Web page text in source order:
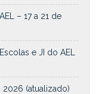
– 17 a 21 de
e JI do AEL
2026 (atualizado)